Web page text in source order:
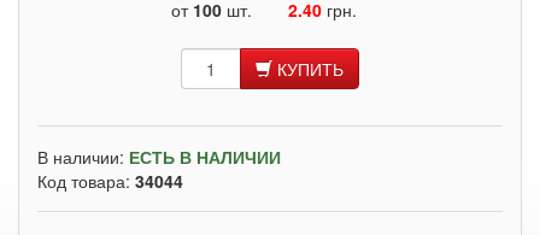
от 100 шт. 2.40 грн.
КУПИТЬ
В наличии: ЕСТЬ В НАЛИЧИИ
Код товара: 34044